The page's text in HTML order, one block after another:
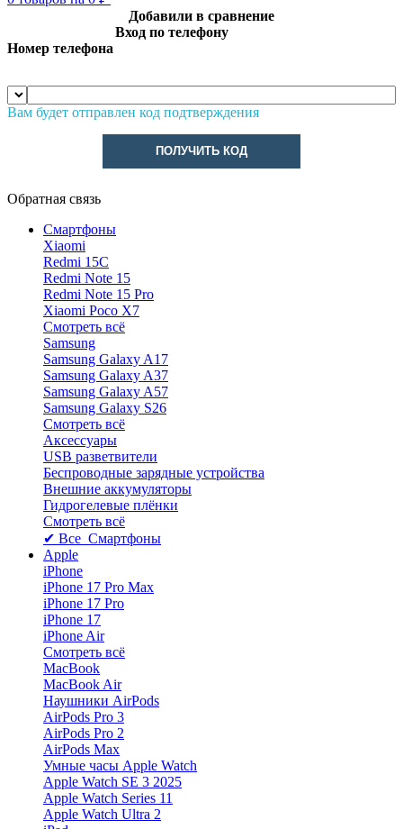
Добавили в сравнение
Вход по телефону
Номер телефона
Вам будет отправлен код подтверждения
ПОЛУЧИТЬ КОД
Обратная связь
Смартфоны
Xiaomi
Redmi 15C
Redmi Note 15
Redmi Note 15 Pro
Xiaomi Poco X7
Смотреть всё
Samsung
Samsung Galaxy A17
Samsung Galaxy A37
Samsung Galaxy A57
Samsung Galaxy S26
Смотреть всё
Аксессуары
USB разветвители
Беспроводные зарядные устройства
Внешние аккумуляторы
Гидрогелевые плёнки
Смотреть всё
✔ Все Смартфоны
Apple
iPhone
iPhone 17 Pro Max
iPhone 17 Pro
iPhone 17
iPhone Air
Смотреть всё
MacBook
MacBook Air
Наушники AirPods
AirPods Pro 3
AirPods Pro 2
AirPods Max
Умные часы Apple Watch
Apple Watch SE 3 2025
Apple Watch Series 11
Apple Watch Ultra 2